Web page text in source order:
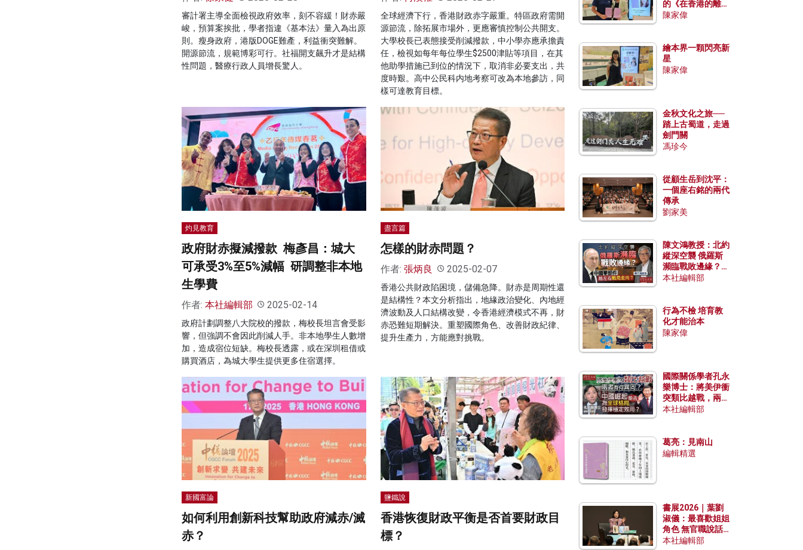
審計署主導全面檢視政府效率，刻不容緩！財赤嚴
峻，預算案挨批，學者指違《基本法》量入為出原
則。瘦身政府，港版DOGE難產，利益衝突難解。
開源節流，規範博彩可行。社福開支飆升才是結構
性問題，醫療行政人員增長驚人。
全球經濟下行，香港財政赤字嚴重。特區政府需開
源節流，除拓展市場外，更應審慎控制公共開支。
大學校長已表態接受削減撥款，中小學亦應承擔責
任，檢視如每年每位學生$2500津貼等項目，在其
他助學措施已到位的情況下，取消非必要支出，共
度時艱。高中公民科内地考察可改為本地參訪，同
樣可達教育目標。
灼見教育
政府財赤擬減撥款 梅彥昌：城大
可承受3%至5%減幅 研調整非本地
生學費
作者: 本社編輯部 2025-02-14
政府計劃調整八大院校的撥款，梅校長坦言會受影
響，但強調不會因此削減人手。非本地學生人數增
加，造成宿位短缺。梅校長透露，或在深圳租借或
購買酒店，為城大學生提供更多住宿選擇。
盡言篇
怎樣的財赤問題？
作者: 張炳良 2025-02-07
香港公共財政陷困境，儲備急降。財赤是周期性還
是結構性？本文分析指出，地緣政治變化、內地經
濟波動及人口結構改變，令香港經濟模式不再，財
赤恐難短期解決。重塑國際角色、改善財政紀律、
提升生產力，方能應對挑戰。
新國富論
如何利用創新科技幫助政府減赤/滅
赤？
鹽鐵說
香港恢復財政平衡是否首要財政目
標？
的《在香港的離島
種菜》
陳家偉
繪本界一顆閃亮新
星
陳家偉
金秋文化之旅──
踏上古蜀道，走過
劍門關
馮珍今
從顧生岳到沈平：
一個座右銘的兩代
傳承
劉家美
陳文鴻教授：北約
縱深空襲 俄羅斯
瀕臨戰敗邊緣？中
國零部件能左右戰
本社編輯部
行為不檢 培育教
化才能治本
陳家偉
國際關係學者孔永
樂博士：將美伊衝
突類比越戰，兩者
有何異同？中國崛
本社編輯部
葛亮：見南山
編輯精選
書展2026｜葉劉
淑儀：最喜歡姐姐
角色 無官職說話
包袱少
本社編輯部